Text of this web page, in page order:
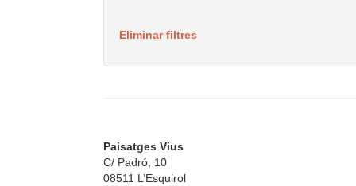
Eliminar filtres
Paisatges Vius
C/ Padró, 10
08511 L’Esquirol